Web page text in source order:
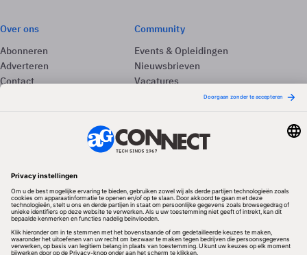
Over ons
Abonneren
Adverteren
Contact
Community
Events & Opleidingen
Nieuwsbrieven
Vacatures
Redactionele partner